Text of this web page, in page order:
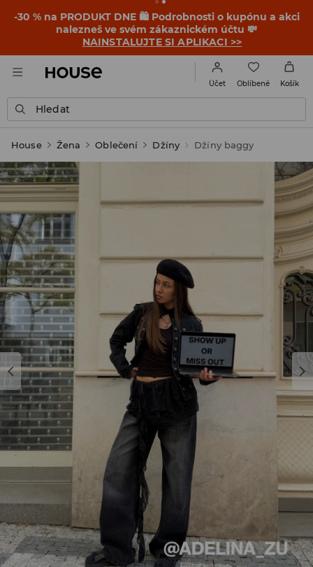
-30 % na PRODUKT DNE 🛍️ Podrobnosti o kupónu a akci
nalezneš ve svém zákaznickém účtu 💸
NAINSTALUJTE SI APLIKACI >>
Účet Oblíbené Košík
Hledat
House Žena Oblečení Džíny Džíny baggy